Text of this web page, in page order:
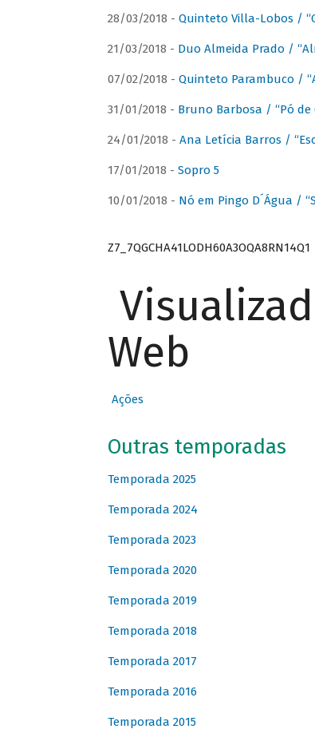
28/03/2018 - Quinteto Villa-Lobos /
21/03/2018 - Duo Almeida Prado /
07/02/2018 - Quinteto Parambuco /
31/01/2018 - Bruno Barbosa / “Pó de
24/01/2018 - Ana Letícia Barros /
17/01/2018 - Sopro 5
10/01/2018 - Nó em Pingo D´Água /
Z7_7QGCHA41LODH60A3OQA8RN14Q1
Web
Ações
Outras temporadas
Temporada 2025
Temporada 2024
Temporada 2023
Temporada 2020
Temporada 2019
Temporada 2018
Temporada 2017
Temporada 2016
Temporada 2015